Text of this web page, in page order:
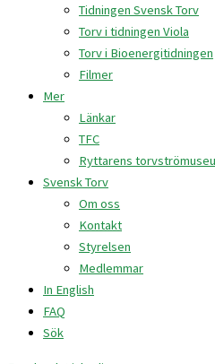
Tidningen Svensk Torv
Torv i tidningen Viola
Torv i Bioenergitidningen
Filmer
Mer
Länkar
TFC
Ryttarens
Svensk Torv
Om oss
Kontakt
Styrelsen
Medlemmar
In English
FAQ
Sök